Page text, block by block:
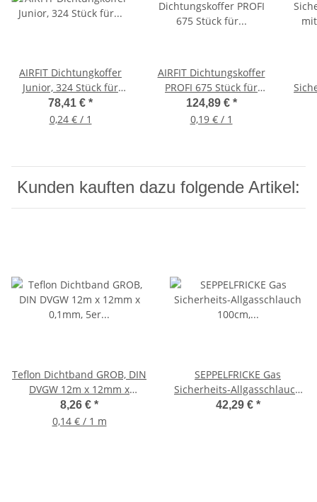
AIRFIT Dichtungkoffer
Junior, 324 Stück für
Sanitär, Heizung, Solar
und Gas, 70003DK
78,41 € *
0,24 € / 1
AIRFIT Dichtungskoffer
PROFI 675 Stück für
Sanitär, Heizung, Solar,
Gas, 70004DK
124,89 € *
0,19 € / 1
Kunden kauften dazu folgende Artikel:
Teflon Dichtband GROB, DIN
DVGW 12m x 12mm x
0,1mm, 5er Sparpack
8,26 € *
0,14 € / 1 m
SEPPELFRICKE Gas
Sicherheits-Allgasschlauch
100cm, Edelstahl, für Erdgas
42,29 € *